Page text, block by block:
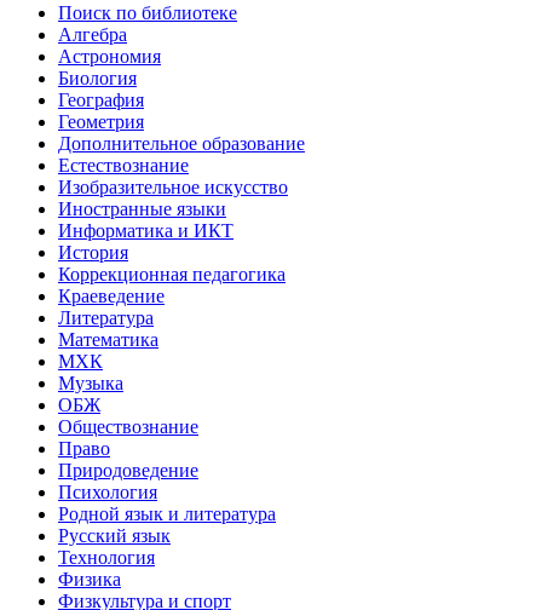
Поиск по библиотеке
Алгебра
Астрономия
Биология
География
Геометрия
Дополнительное образование
Естествознание
Изобразительное искусство
Иностранные языки
Информатика и ИКТ
История
Коррекционная педагогика
Краеведение
Литература
Математика
МХК
Музыка
ОБЖ
Обществознание
Право
Природоведение
Психология
Родной язык и литература
Русский язык
Технология
Физика
Физкультура и спорт